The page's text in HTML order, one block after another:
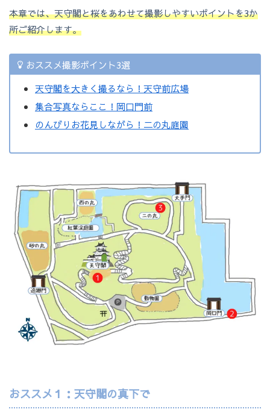
本章では、天守閣と桜をあわせて撮影しやすいポイントを3か
所ご紹介します。
おススメ撮影ポイント3選
天守閣を大きく撮るなら！天守前広場
集合写真ならここ！岡口門前
のんびりお花見しながら！二の丸庭園
おススメ１：天守閣の真下で